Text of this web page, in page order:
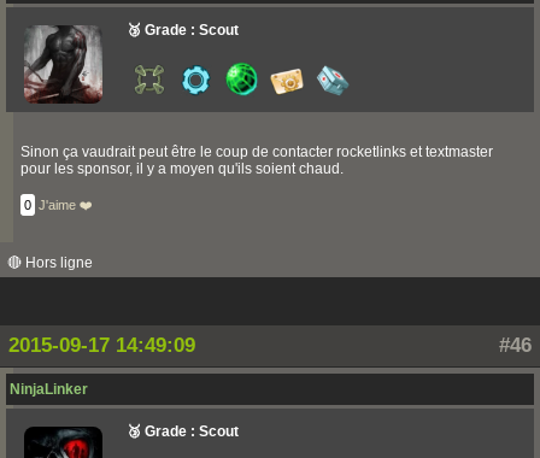
🥉 Grade : Scout
Sinon ça vaudrait peut être le coup de contacter rocketlinks et textmaster
pour les sponsor, il y a moyen qu'ils soient chaud.
0 J'aime ❤️
🔴 Hors ligne
#46
2015-09-17 14:49:09
NinjaLinker
🥉 Grade : Scout